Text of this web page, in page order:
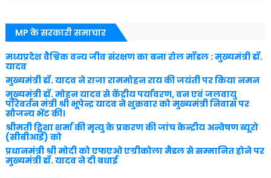
MP के सरकारी समाचार
मध्यप्रदेश वैश्विक वन्य जीव संरक्षण का बना रोल मॉडल : मुख्यमंत्री डॉ.
यादव
मुख्यमंत्री डॉ. यादव ने राजा राममोहन राय की जयंती पर किया नमन
मुख्यमंत्री डॉ. मोहन यादव से केंद्रीय पर्यावरण, वन एवं जलवायु
परिवर्तन मंत्री श्री भूपेन्द्र यादव ने शुक्रवार को मुख्यमंत्री निवास पर
सौजन्य भेंट की।
श्रीमती ट्विशा शर्मा की मृत्यु के प्रकरण की जांच केन्द्रीय अन्वेषण ब्यूरो
(सीबीआई) को
प्रधानमंत्री श्री मोदी को एफएओ एग्रीकोला मैडल से सम्मानित होने पर
मुख्यमंत्री डॉ. यादव ने दी बधाई